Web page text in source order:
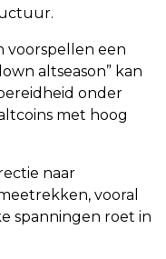
voorspellen een
altseason” kan
onder
met hoog
naar
vooral
spanningen roet in